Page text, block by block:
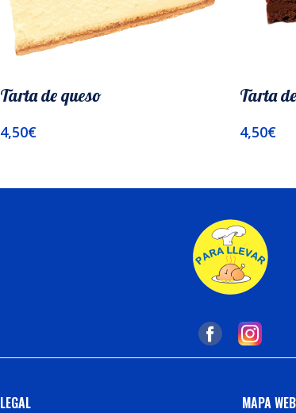
Tarta de queso
4,50€
Tarta
4,50€
LEGAL
MAPA WEB